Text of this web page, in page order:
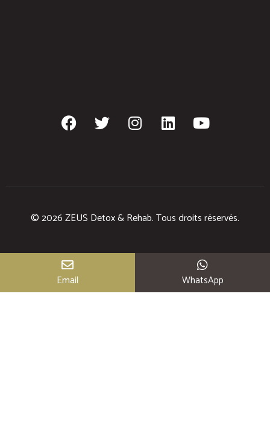
© 2026 ZEUS Detox & Rehab. Tous droits réservés.
Email WhatsApp